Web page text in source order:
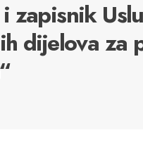
zapisnik
dijelova za